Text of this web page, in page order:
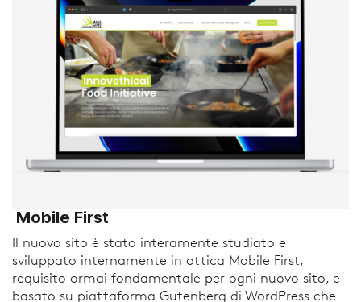
Mobile First
Il nuovo sito è stato interamente studiato e
sviluppato internamente in ottica Mobile First,
requisito ormai fondamentale per ogni nuovo sito, e
basato su piattaforma Gutenberg di WordPress che